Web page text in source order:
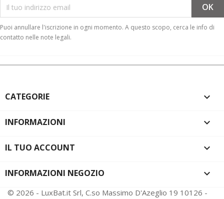
Puoi annullare l'iscrizione in ogni momento. A questo scopo, cerca le info di
contatto nelle note legali.
CATEGORIE 
INFORMAZIONI 
IL TUO ACCOUNT 
INFORMAZIONI NEGOZIO keyboard_arrow_down
© 2026 - LuxBat.it Srl, C.so Massimo D'Azeglio 19 10126 -